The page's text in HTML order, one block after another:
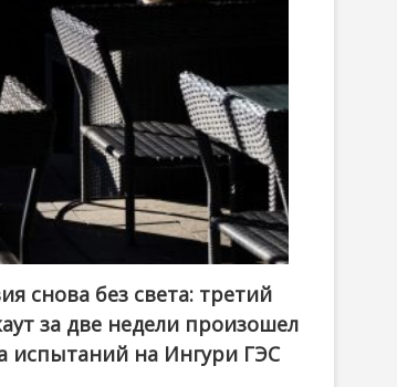
снова без света: третий
за две недели произошел
испытаний на Ингури ГЭС